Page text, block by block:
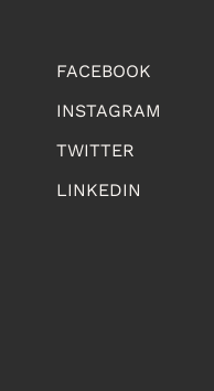
FACEBOOK
INSTAGRAM
TWITTER
LINKEDIN